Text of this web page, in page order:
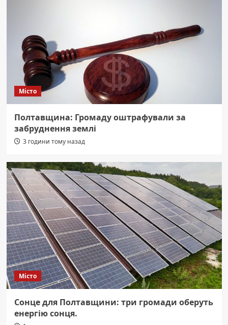
Місто
Полтавщина: Громаду оштрафували за
забруднення землі
3 години тому назад
Місто
Сонце для Полтавщини: три громади оберуть
енергію сонця.